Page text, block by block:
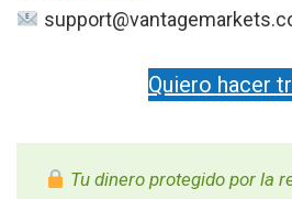
Quiero hacer
Tu dinero protegido por la